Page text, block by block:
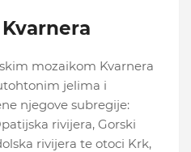
mozaikom Kvarnera
jelima i
njegove subregije:
rivijera, Gorski
rivijera te otoci Krk,